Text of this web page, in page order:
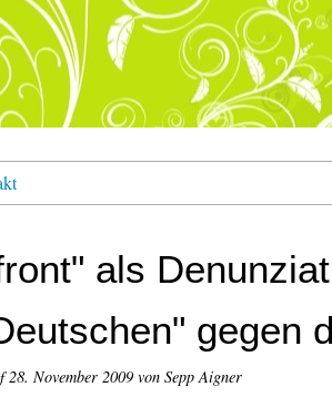
als
gegen
28. November 2009 von Sepp Aigner